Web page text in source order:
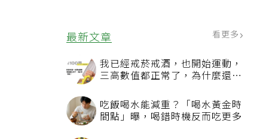
最新文章 看更多
我已經戒菸戒酒，也開始運動，
三高數值都正常了，為什麼還不
吃飯喝水能減重？「喝水黃金時
間點」曝，喝錯時機反而吃更多